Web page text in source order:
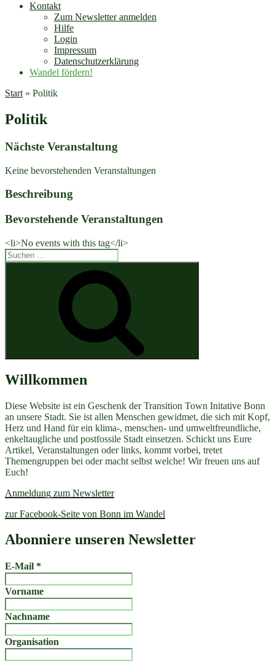
Kontakt
Zum Newsletter anmelden
Hilfe
Login
Impressum
Datenschutzerklärung
Wandel fördern!
Start » Politik
Politik
Nächste Veranstaltung
Keine bevorstehenden Veranstaltungen
Beschreibung
Bevorstehende Veranstaltungen
<li>No events with this tag</li>
Suchen
nach:
Willkommen
Diese Website ist ein Geschenk der Transition Town Initative Bonn
an unsere Stadt. Sie ist allen Menschen gewidmet, die sich mit Kopf,
Herz und Hand für ein klima-, menschen- und umweltfreundliche,
enkeltaugliche und postfossile Stadt einsetzen. Schickt uns Eure
Artikel, Veranstaltungen oder links, kommt vorbei, tretet
Themengruppen bei oder macht selbst welche! Wir freuen uns auf
Euch!
Anmeldung zum Newsletter
zur Facebook-Seite von Bonn im Wandel
Abonniere unseren Newsletter
E-Mail *
Vorname
Nachname
Organisation